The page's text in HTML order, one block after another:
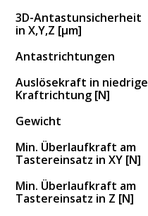
3D-Antastunsicherheit
in X,Y,Z [μm]
Antastrichtungen
Auslösekraft in niedrige
Kraftrichtung [N]
Gewicht
Min. Überlaufkraft am
Tastereinsatz in XY [N]
Min. Überlaufkraft am
Tastereinsatz in Z [N]